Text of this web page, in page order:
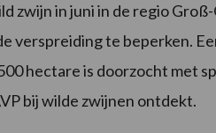
zwijn in juni in de regio
verspreiding te beperken.
hectare is doorzocht met
bij wilde zwijnen ontdekt.